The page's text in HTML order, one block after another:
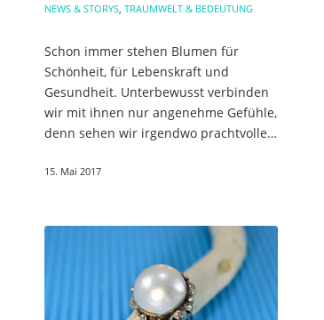
NEWS & STORYS TRAUMWELT & BEDEUTUNG
Schon immer stehen Blumen für
Schönheit, für Lebenskraft und
Gesundheit. Unterbewusst verbinden
wir mit ihnen nur angenehme Gefühle,
denn sehen wir irgendwo prachtvolle
es auch in unseren Träumen.
15. Mai 2017